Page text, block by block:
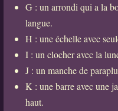
G : un arrondi qui a la
langue.
H : une échelle avec
I : un clocher avec la
J : un manche de
K : une barre avec une
haut.